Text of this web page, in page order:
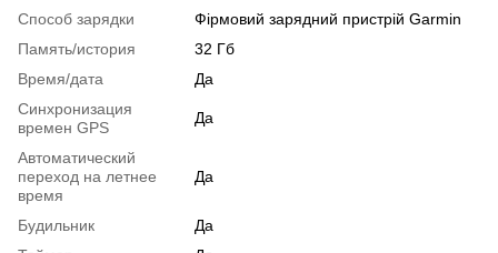
Способ зарядки
Фірмовий зарядний пристрій Garmin
Память/история
32 Гб
Время/дата
Да
Синхронизация
времен GPS
Да
Автоматический
переход на летнее
время
Да
Будильник
Да